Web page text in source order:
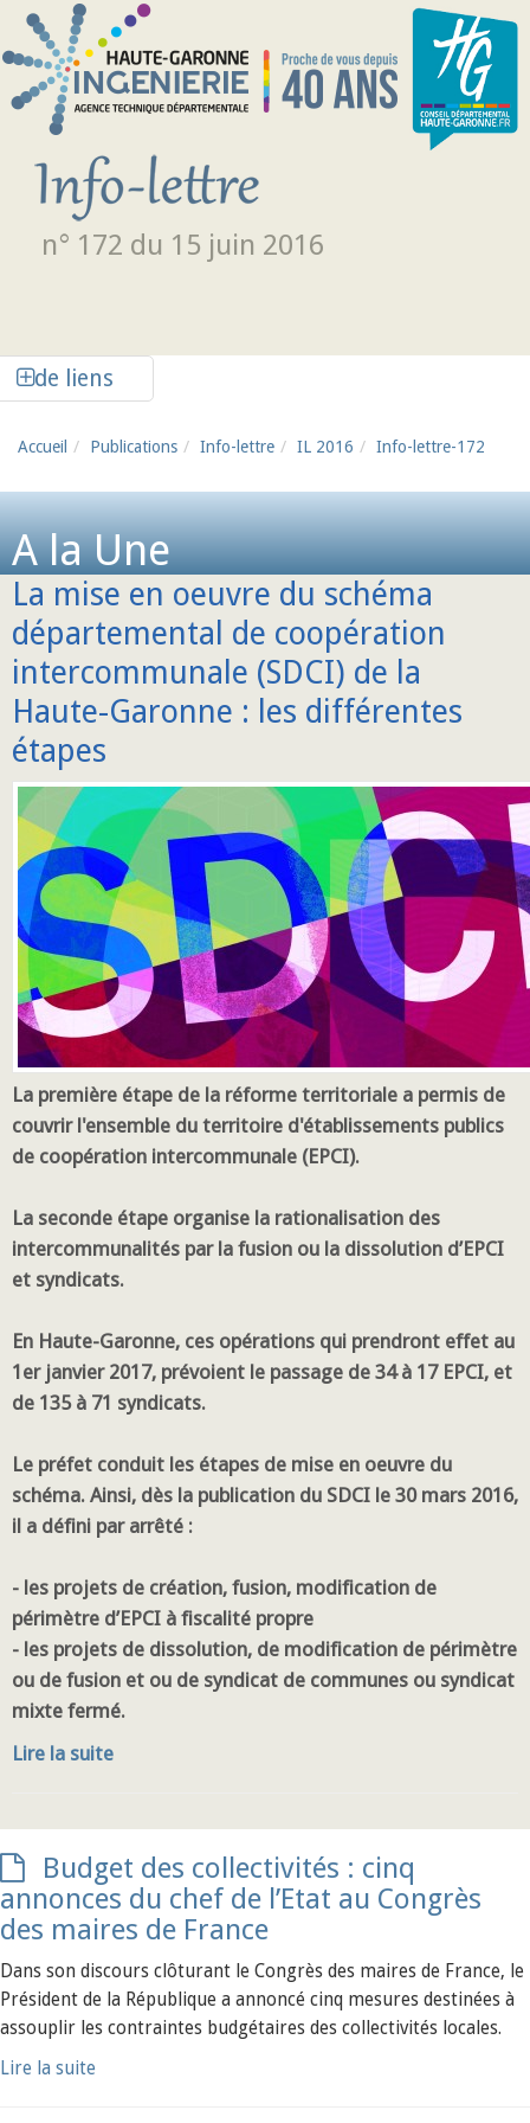
Aller au contenu principal
n° 172 du 15 juin 2016
de liens
Accueil Publications Info-lettre IL 2016 Info-lettre-172
A la Une
La mise en oeuvre du schéma
départemental de coopération
intercommunale (SDCI) de la
Haute-Garonne : les différentes
étapes
La première étape de la réforme territoriale a permis de
couvrir l'ensemble du territoire d'établissements publics
de coopération intercommunale (EPCI).
La seconde étape organise la rationalisation des
intercommunalités par la fusion ou la dissolution d’EPCI
et syndicats.
En Haute-Garonne, ces opérations qui prendront effet au
1er janvier 2017, prévoient le passage de 34 à 17 EPCI, et
de 135 à 71 syndicats.
Le préfet conduit les étapes de mise en oeuvre du
schéma. Ainsi, dès la publication du SDCI le 30 mars 2016,
il a défini par arrêté :
- les projets de création, fusion, modification de
périmètre d’EPCI à fiscalité propre
- les projets de dissolution, de modification de périmètre
ou de fusion et ou de syndicat de communes ou syndicat
mixte fermé.
Lire la suite
Budget des collectivités : cinq
annonces du chef de l’Etat au Congrès
des maires de France
Dans son discours clôturant le Congrès des maires de France, le
Président de la République a annoncé cinq mesures destinées à
assouplir les contraintes budgétaires des collectivités locales.
Lire la suite